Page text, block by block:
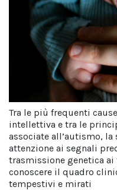
Tra le più frequenti
intellettiva e tra le
associate all’autismo,
attenzione ai segnali
trasmissione genetica
conoscere il quadro
tempestivi e mirati